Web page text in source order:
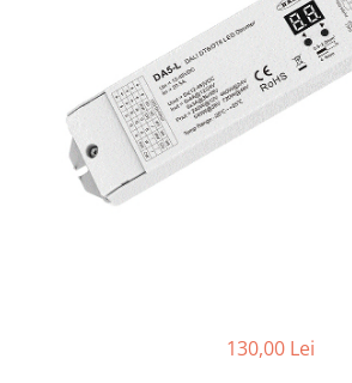
Comutatoare / Detectoare PIR
Buton on off
Senzori de miscare
130,00 Lei